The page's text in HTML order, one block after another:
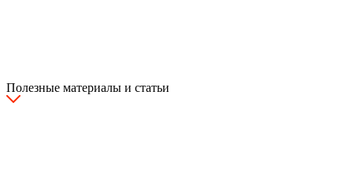
Полезные материалы и статьи